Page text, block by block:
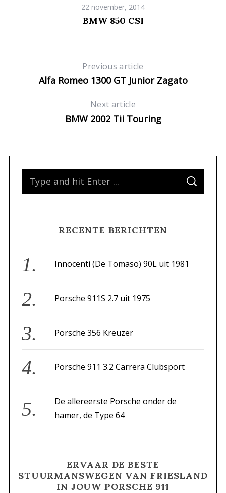
22 november, 2014
BMW 850 CSI
Previous article
Alfa Romeo 1300 GT Junior Zagato
Next article
BMW 2002 Tii Touring
f
o
:
S
A
C
RECENTE BERICHTEN
Innocenti (De Tomaso) 90L uit 1981
Porsche 911S 2.7 uit 1975
Porsche 356 Kreuzer
Porsche 911 3.2 Carrera Clubsport
De allereerste Porsche onder de
hamer, de Type 64
ERVAAR DE BESTE
STUURMANSWEGEN VAN FRIESLAND
IN JOUW PORSCHE 911